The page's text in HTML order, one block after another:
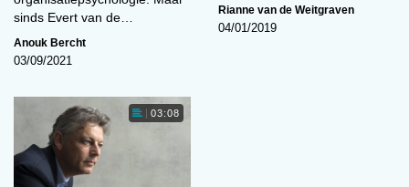
Hoogleraarsportret Benjamin J. Kouwer
verleden
voor de
e van
bijvoorb
eeld de Cito-toets (1968), klonken er stemmen
tegen zoiets als wat in onze eeuw evidence-
sinds Evert van de…
Anouk Bercht
03/09/2021
Rianne van de Weitgraven
04/01/2019
03:08